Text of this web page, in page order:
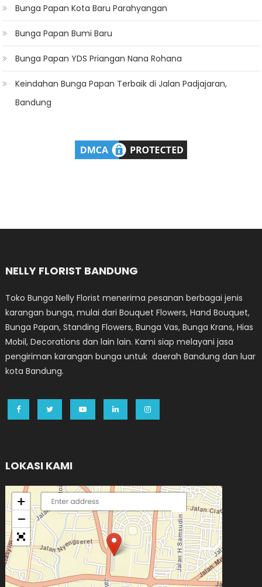
Bunga Papan Kota Baru Parahyangan
Bunga Papan Bumi Baru
Bunga Papan YDS Priangan Nana Rohana
Keindahan Bunga Papan Terbaik di Jalan Padjajaran,
Bandung
NELLY FLORIST BANDUNG
Toko Bunga Nelly Florist menerima pesanan berbagai jenis
karangan bunga, mulai dari Bouquet Flowers, Hand Bouquet,
Bunga Papan, Standing Flowers, Bunga Vas, Bunga Krans, Hias
Mobil, Decorations dan lain lain. Kami siap melayani jasa
pengiriman karangan bunga untuk daerah Bandung dan luar
kota Bandung.
LOKASI KAMI